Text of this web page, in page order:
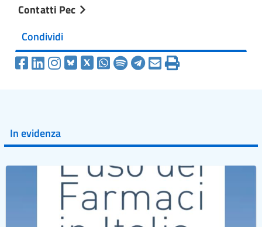
Contatti Pec
Condividi
In evidenza